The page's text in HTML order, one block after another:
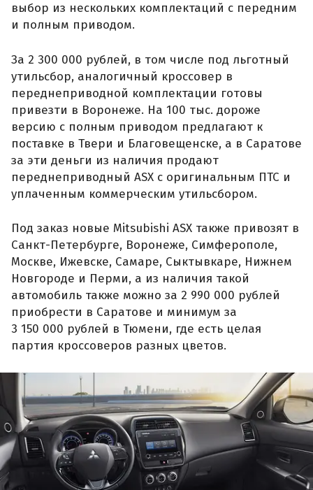
выбор из нескольких комплектаций с передним
и полным приводом.
За 2 300 000 рублей, в том числе под льготный
утильсбор, аналогичный кроссовер в
переднеприводной комплектации готовы
привезти в Воронеже. На 100 тыс. дороже
версию с полным приводом предлагают к
поставке в Твери и Благовещенске, а в Саратове
за эти деньги из наличия продают
переднеприводный ASX с оригинальным ПТС и
уплаченным коммерческим утильсбором.
Под заказ новые Mitsubishi ASX также привозят в
Санкт-Петербурге, Воронеже, Симферополе,
Москве, Ижевске, Самаре, Сыктывкаре, Нижнем
Новгороде и Перми, а из наличия такой
автомобиль также можно за 2 990 000 рублей
приобрести в Саратове и минимум за
3 150 000 рублей в Тюмени, где есть целая
партия кроссоверов разных цветов.